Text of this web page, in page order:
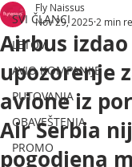
SVI ČLANCI
LETOVI
AVIO KOMPANIJE
PUTOVANJA
OBAVEŠTENJA
PROMO
Airbus
upozorenje
avione iz
Air Serbia
pogodjena
Fly Naissus
Nov 29, 2025 2 min